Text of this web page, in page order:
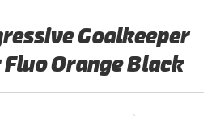
Goalkeeper
Orange Black